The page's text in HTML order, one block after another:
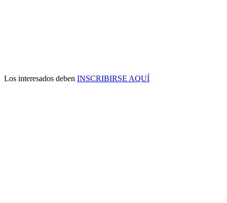
Los interesados deben INSCRIBIRSE AQUÍ